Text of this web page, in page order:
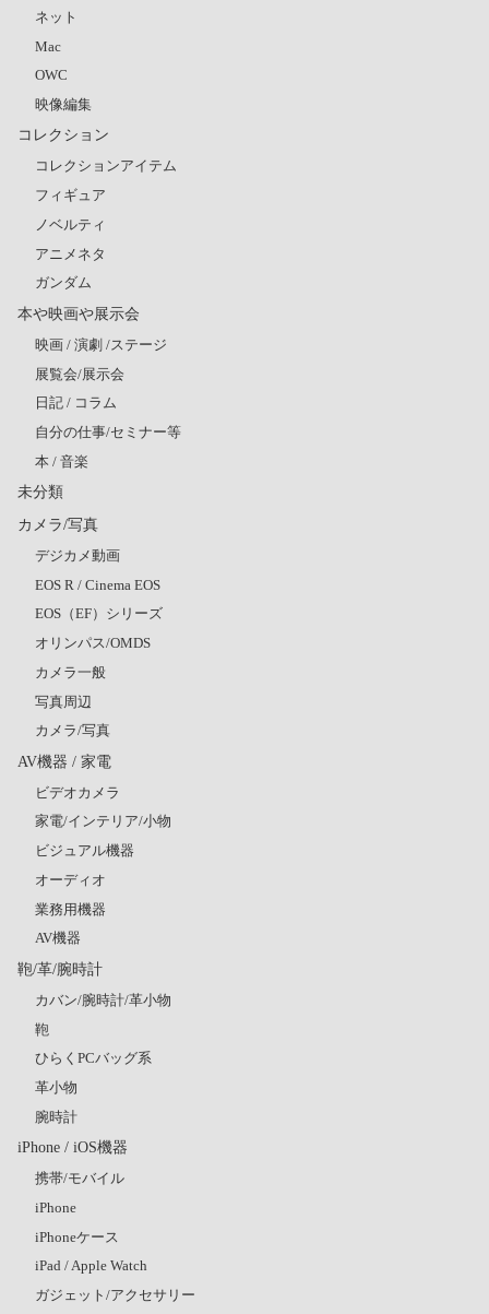
ネット
Mac
OWC
映像編集
コレクション
コレクションアイテム
フィギュア
ノベルティ
アニメネタ
ガンダム
本や映画や展示会
映画 / 演劇 /ステージ
展覧会/展示会
日記 / コラム
自分の仕事/セミナー等
本 / 音楽
未分類
カメラ/写真
デジカメ動画
EOS R / Cinema EOS
EOS（EF）シリーズ
オリンパス/OMDS
カメラ一般
写真周辺
カメラ/写真
AV機器 / 家電
ビデオカメラ
家電/インテリア/小物
ビジュアル機器
オーディオ
業務用機器
AV機器
鞄/革/腕時計
カバン/腕時計/革小物
鞄
ひらくPCバッグ系
革小物
腕時計
iPhone / iOS機器
携帯/モバイル
iPhone
iPhoneケース
iPad / Apple Watch
ガジェット/アクセサリー